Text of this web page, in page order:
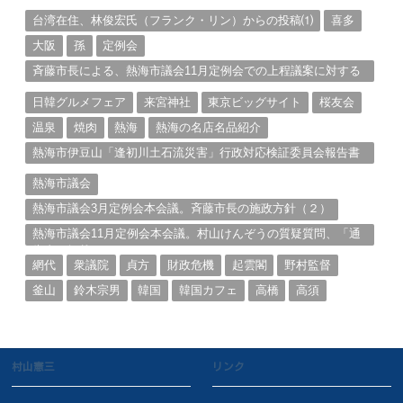
台湾在住、林俊宏氏（フランク・リン）からの投稿⑴
喜多
大阪
孫
定例会
斉藤市長による、熱海市議会11月定例会での上程議案に対する
日韓グルメフェア
来宮神社 東京ビッグサイト
桜友会
温泉
焼肉 熱海
熱海の名店名品紹介
熱海市伊豆山「逢初川土石流災害」行政対応検証委員会報告書
熱海市議会
熱海市議会3月定例会本会議。斉藤市長の施政方針（２）
熱海市議会11月定例会本会議。村山けんぞうの質疑質問、「通
網代
衆議院 貞方 財政危機 起雲閣
野村監督
釜山
鈴木宗男 韓国 韓国カフェ 高橋 高須
村山憲三 リンク